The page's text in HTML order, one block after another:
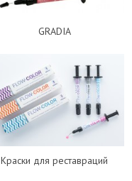
GRADIA
Краски для реставраций